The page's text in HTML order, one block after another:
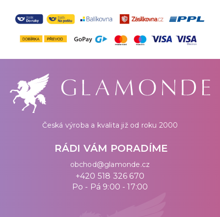
Česká výroba a kvalita již od roku 2000
RÁDI VÁM PORADÍME
obchod@glamonde.cz
+420 518 326 670
Po - Pá 9:00 - 17:00